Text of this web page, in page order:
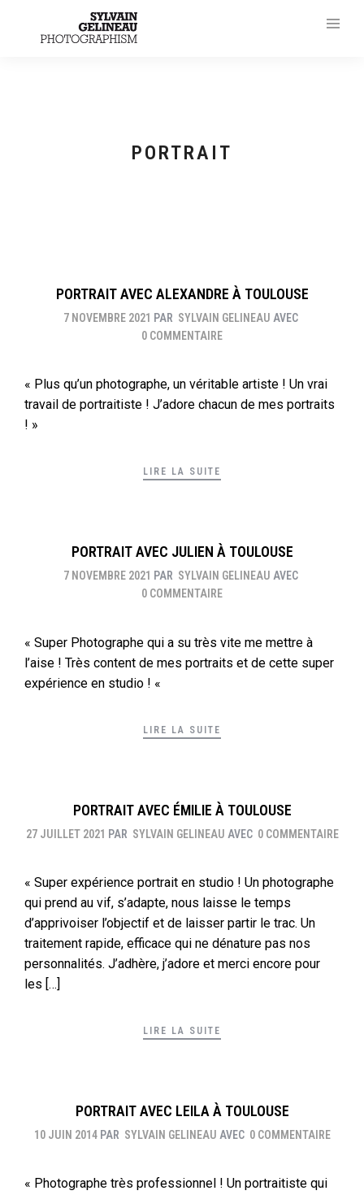
PORTRAIT
PORTRAIT AVEC ALEXANDRE À TOULOUSE
7 NOVEMBRE 2021 PAR SYLVAIN GELINEAU AVEC
0 COMMENTAIRE
« Plus qu’un photographe, un véritable artiste ! Un vrai
travail de portraitiste ! J’adore chacun de mes portraits
! »
LIRE LA SUITE
PORTRAIT AVEC JULIEN À TOULOUSE
7 NOVEMBRE 2021 PAR SYLVAIN GELINEAU AVEC
0 COMMENTAIRE
« Super Photographe qui a su très vite me mettre à
l’aise ! Très content de mes portraits et de cette super
expérience en studio ! «
LIRE LA SUITE
PORTRAIT AVEC ÉMILIE À TOULOUSE
27 JUILLET 2021 PAR SYLVAIN GELINEAU AVEC 0 COMMENTAIRE
« Super expérience portrait en studio ! Un photographe
qui prend au vif, s’adapte, nous laisse le temps
d’apprivoiser l’objectif et de laisser partir le trac. Un
traitement rapide, efficace qui ne dénature pas nos
personnalités. J’adhère, j’adore et merci encore pour
les […]
LIRE LA SUITE
PORTRAIT AVEC LEILA À TOULOUSE
10 JUIN 2014 PAR SYLVAIN GELINEAU AVEC 0 COMMENTAIRE
« Photographe très professionnel ! Un portraitiste qui